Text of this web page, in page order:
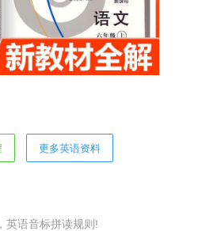
更多英语资料
英语音标拼读规则!